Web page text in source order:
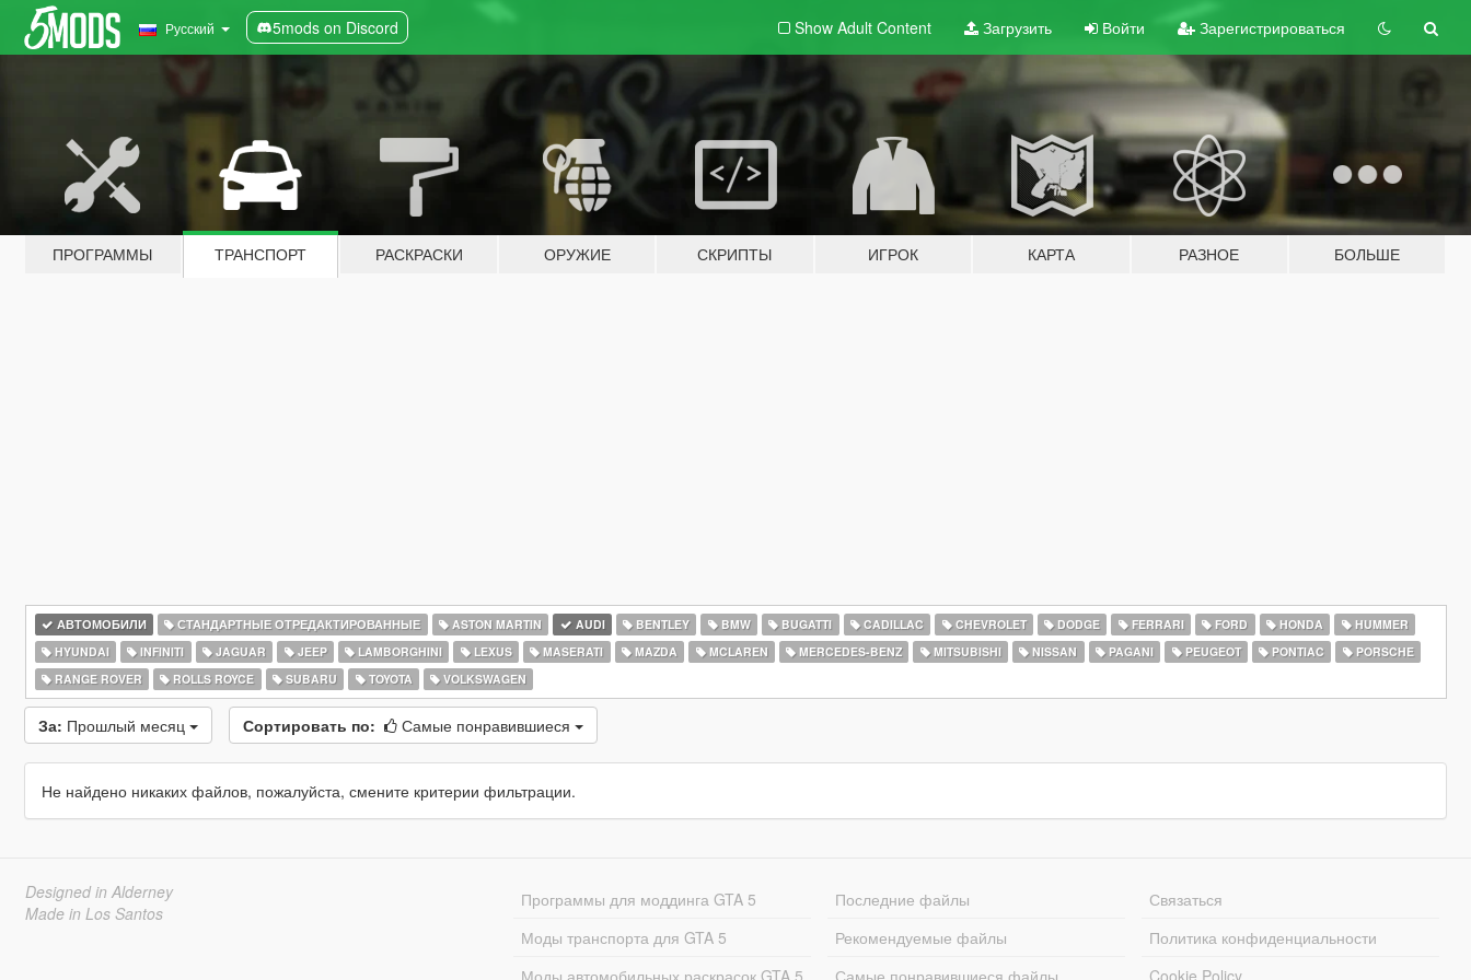
Русский 5mods on Discord Show Adult Content Загрузить Войти Зарегистрироваться
ПРОГРАММЫ ТРАНСПОРТ РАСКРАСКИ ОРУЖИЕ СКРИПТЫ ИГРОК КАРТА РАЗНОЕ БОЛЬШЕ
АВТОМОБИЛИ СТАНДАРТНЫЕ ОТРЕДАКТИРОВАННЫЕ ASTON MARTIN AUDI BENTLEY BMW BUGATTI CADILLAC CHEVROLET DODGE FERRARI FORD HONDA
HUMMER
HYUNDAI
INFINITI JAGUAR JEEP LAMBORGHINI LEXUS MASERATI MAZDA MCLAREN MERCEDES-BENZ MITSUBISHI NISSAN PAGANI PEUGEOT PONTIAC
PORSCHE
RANGE ROVER
ROLLS ROYCE SUBARU TOYOTA VOLKSWAGEN
За: Прошлый месяц Сортировать по: Самые понравившиеся
Не найдено никаких файлов, пожалуйста, смените критерии фильтрации.
Designed in Alderney
Made in Los Santos
Программы для моддинга GTA 5
Моды транспорта для GTA 5
Моды автомобильных раскрасок GTA 5
Последние файлы
Рекомендуемые файлы
Самые понравившиеся файлы
Связаться
Политика конфиденциальности
Cookie Policy